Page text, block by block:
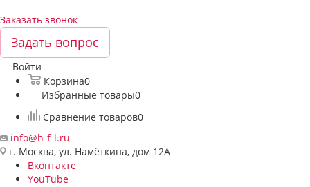
Заказать звонок
Задать вопрос
Войти
Корзина0
Избранные товары0
Сравнение товаров0
info@h-f-l.ru
г. Москва, ул. Намёткина, дом 12А
Вконтакте
YouTube